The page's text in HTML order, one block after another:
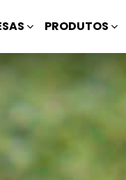
PRODUTOS